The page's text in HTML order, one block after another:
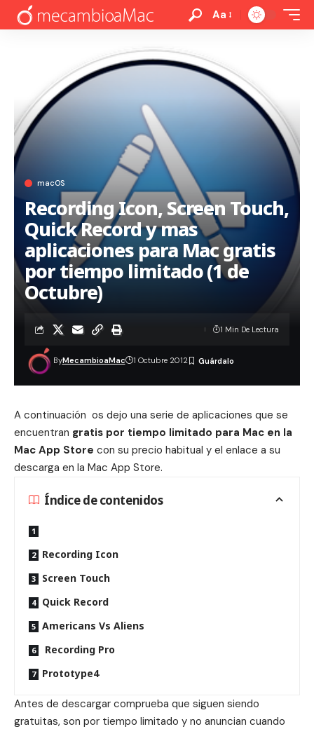
Aa
macOS
Recording Icon, Screen Touch,
Quick Record y mas
aplicaciones para Mac gratis
por tiempo limitado (1 de
Octubre)
ByMecambioaMac 1 Octubre 2012
1 Min De Lectura
A continuación os dejo una serie de aplicaciones que se
encuentran gratis por tiempo limitado para Mac en la
Mac App Store con su precio habitual y el enlace a su
descarga en la Mac App Store.
Índice de contenidos
Recording Icon
Screen Touch
Quick Record
Americans Vs Aliens
Recording Pro
Prototype4
Antes de descargar comprueba que siguen siendo
gratuitas, son por tiempo limitado y no anuncian cuando